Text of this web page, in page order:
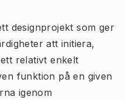
designprojekt som ger
att initiera,
relativt enkelt
funktion på en given
igenom